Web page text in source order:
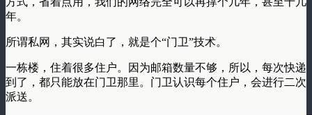
年。
所谓私网，其实说白了，就是个“门卫”技术。
一栋楼，住着很多住户。因为邮箱数量不够，所以，每次快递
到了，都只能放在门卫那里。门卫认识每个住户，会进行二次
派送。